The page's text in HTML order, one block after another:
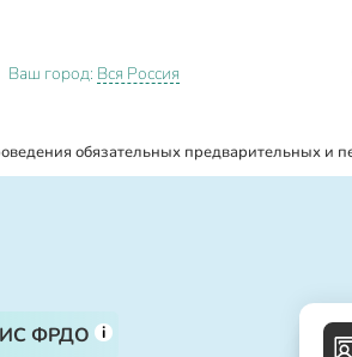
Ваш город: Вся Россия
обязательных предварительных и
ФРДО i